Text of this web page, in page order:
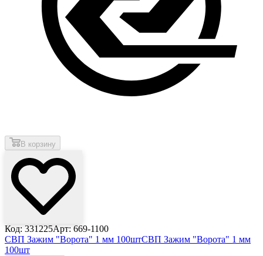
В корзину
Код: 331225Арт: 669-1100
СВП Зажим "Ворота" 1 мм 100штСВП Зажим "Ворота" 1 мм
100шт